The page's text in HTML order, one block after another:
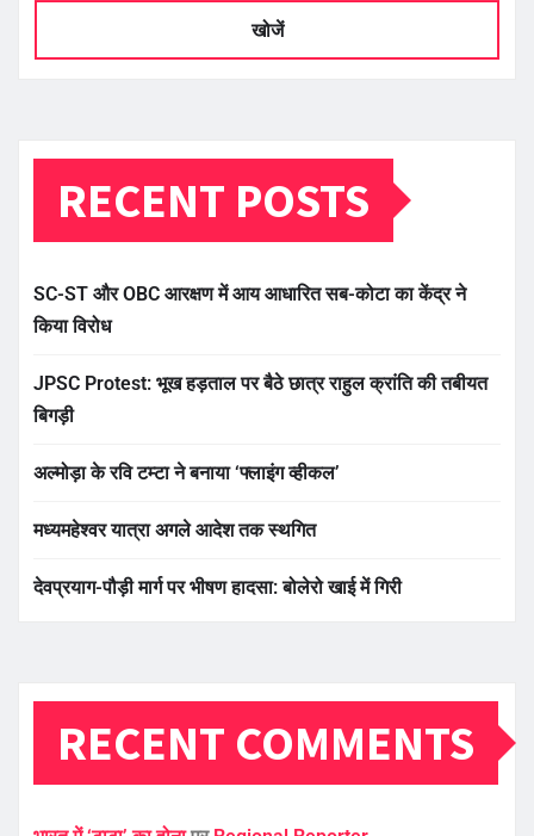
खोजें
RECENT POSTS
SC-ST और OBC आरक्षण में आय आधारित सब-कोटा का केंद्र ने
किया विरोध
JPSC Protest: भूख हड़ताल पर बैठे छात्र राहुल क्रांति की तबीयत
बिगड़ी
अल्मोड़ा के रवि टम्टा ने बनाया ‘फ्लाइंग व्हीकल’
मध्यमहेश्वर यात्रा अगले आदेश तक स्थगित
देवप्रयाग-पौड़ी मार्ग पर भीषण हादसा: बोलेरो खाई में गिरी
RECENT COMMENTS